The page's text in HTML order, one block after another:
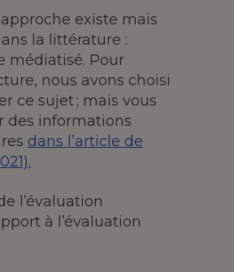
existe mais
la littérature :
médiatisé. Pour
nous avons choisi
ce sujet ; mais vous
des informations
dans l’article de
l’évaluation
à l’évaluation